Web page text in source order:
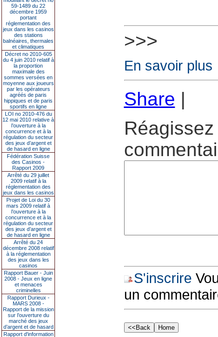
59-1489 du 22
décembre 1959
portant
réglementation des
jeux dans les casinos
des stations
balnéaires, thermales
et climatiques
Décret no 2010-605
du 4 juin 2010 relatif à
la proportion
maximale des
sommes versées en
moyenne aux joueurs
par les opérateurs
agréés de paris
hippiques et de paris
sportifs en ligne
LOI no 2010-476 du
12 mai 2010 relative à
l’ouverture à la
concurrence et à la
régulation du secteur
des jeux d’argent et
de hasard en ligne
Fédération Suisse
des Casinos -
Rapport 2009
Arrêté du 29 juillet
2009 relatif à la
réglementation des
jeux dans les casinos
Projet de Loi du 30
mars 2009 relatif à
l’ouverture à la
concurrence et à la
régulation du secteur
des jeux d’argent et
de hasard en ligne
Arrêté du 24
décembre 2008 relatif
à la réglementation
des jeux dans les
casinos
Rapport Bauer - Juin
2008 - Jeux en ligne
et menaces
criminelles
Rapport Durieux -
MARS 2008 -
Rapport de la mission
sur l’ouverture du
marché des jeux
d’argent et de hasard
Rapport d'information
>>>
En savoir plus
Share |
S'inscrire
un